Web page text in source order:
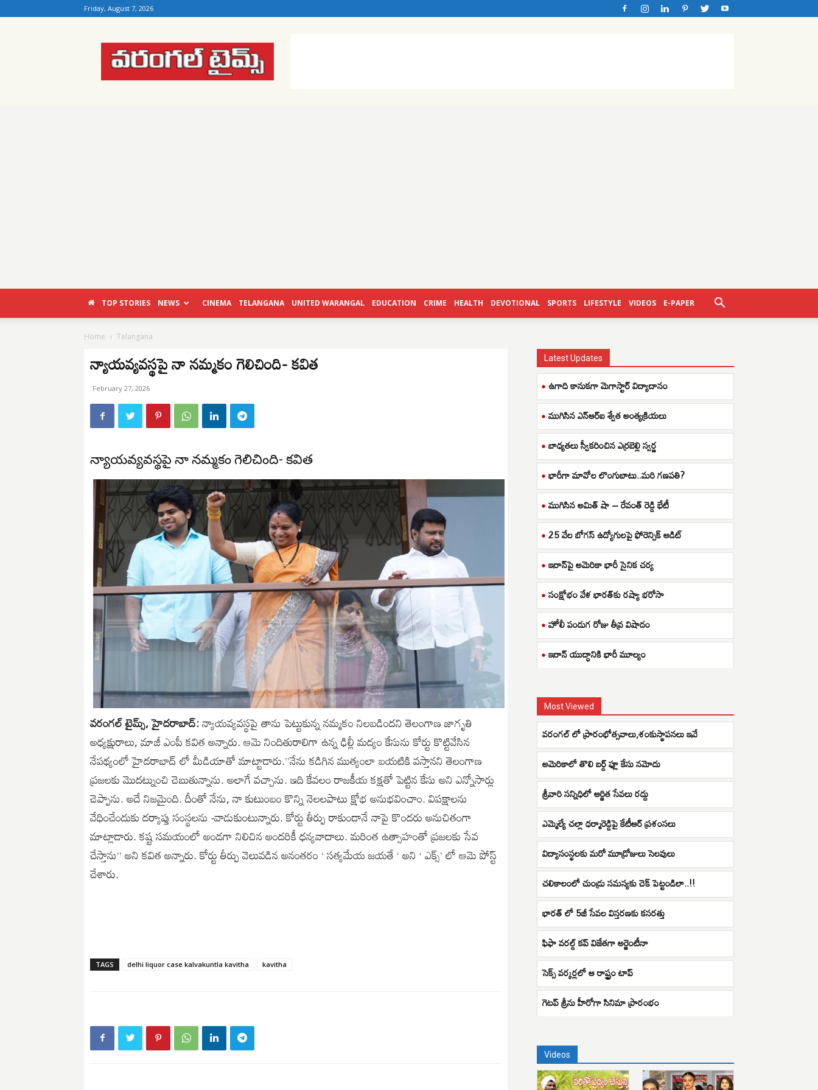
Friday, August 7, 2026
Warangal
Times
TOP STORIES NEWS CINEMA TELANGANA UNITED WARANGAL EDUCATION CRIME HEALTH DEVOTIONAL SPORTS LIFESTYLE VIDEOS E-PAPER
Home Telangana
న్యాయవ్యవస్థపై నా నమ్మకం గెలిచింది- కవిత
February 27, 2026
న్యాయవ్యవస్థపై నా నమ్మకం గెలిచింది- కవిత
వరంగల్ టైమ్స్, హైదరాబాద్:న్యాయవ్యవస్థపై తాను పెట్టుకున్న నమ్మకం నిలబడిందని తెలంగాణ జాగృతి
అధ్యక్షురాలు, మాజీ ఎంపీ కవిత అన్నారు. ఆమె నిందితురాలిగా ఉన్న ఢిల్లీ మద్యం కేసును కోర్టు కొట్టివేసిన
నేపథ్యంలో హైదరాబాద్ లో మీడియాతో మాట్టాడారు.”నేను కడిగిన ముత్యంలా బయటికి వస్తానని తెలంగాణ
ప్రజలకు మొదట్నుంచి చెబుతున్నాను. అలాగే వచ్చాను. ఇది కేవలం రాజకీయ కక్షతో పెట్టిన కేసు అని ఎన్నోసార్లు
చెప్పాను. అదే నిజమైంది. దీంతో నేను, నా కుటుంబం కొన్ని నెలలపాటు క్షోభ అనుభవించాం. విపక్షాలను
వేధించేందుకు దర్యాప్తు సంస్థలను -వాడుకుంటున్నారు. కోర్టు తీర్పు రాకుండానే నాపై కొందరు అనుచితంగా
మాట్లాడారు. కష్ట సమయంలో అండగా నిలిచిన అందరికీ ధన్యవాదాలు. మరింత ఉత్సాహంతో ప్రజలకు సేవ
చేస్తాను” అని కవిత అన్నారు. కోర్టు తీర్పు వెలువడిన అనంతరం ‘ సత్యమేయ జయతే ‘ అని ‘ ఎక్స్’ లో ఆమె పోస్ట్
చేశారు.
TAGS delhi liquor case kalvakuntla kavitha kavitha
Latest Updates
ఉగాది కానుకగా మెగాస్టార్ విద్యాదానం
ముగిసిన ఎన్ఆర్ఐ శ్వేత అంత్యక్రియలు
బాధ్యతలు స్వీకరించిన ఎర్రబెల్లి స్వర్ణ
భారీగా మావోల లొంగుబాటు..మరి గణపతి?
ముగిసిన అమిత్ షా – రేవంత్ రెడ్డి భేటీ
25 వేల బోగస్ ఉద్యోగులపై ఫోరెన్సిక్ ఆడిట్
ఇరాన్‌పై అమెరికా భారీ సైనిక చర్య
సంక్షోభం వేళ భారత్‌కు రష్యా భరోసా
హోలీ పండుగ రోజు తీవ్ర విషాదం
ఇరాన్ యుద్ధానికి భారీ మూల్యం
Most Viewed
వరంగల్ లో ప్రారంభోత్సవాలు,శంకుస్థాపనలు ఇవే
అమెరికాలో తొలి బర్డ్ ఫ్లూ కేసు నమోదు
శ్రీవారి సన్నిధిలో ఆర్జిత సేవలు రద్దు
ఎమ్మెల్యే చల్లా ధర్మారెడ్డిపై కేటీఆర్ ప్రశంసలు
విద్యాసంస్థలకు మరో మూడ్రోజులు సెలవులు
చలికాలంలో చుండ్రు సమస్యకు చెక్ పెట్టండిలా..!!
భారత్ లో 5జీ సేవల విస్తరణకు కసరత్తు
ఫిఫా వరల్డ్ కప్ విజేతగా అర్జెంటీనా
సెక్స్ వర్కర్లలో ఆ రాష్ట్రం టాప్
గెటప్ శ్రీను హీరోగా సినిమా ప్రారంభం
Videos